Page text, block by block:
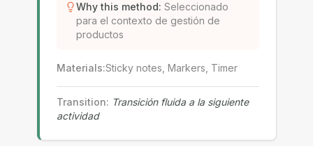
Why this method: Seleccionado
para el contexto de gestión de
productos
Materials:Sticky notes, Markers, Timer
Transition: Transición fluida a la siguiente
actividad